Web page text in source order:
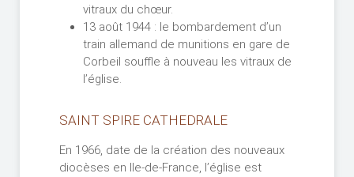
vitraux du chœur.
13 août 1944 : le bombardement d’un
train allemand de munitions en gare de
Corbeil souffle à nouveau les vitraux de
l’église.
SAINT SPIRE CATHEDRALE
En 1966, date de la création des nouveaux
diocèses en Ile-de-France, l’église est